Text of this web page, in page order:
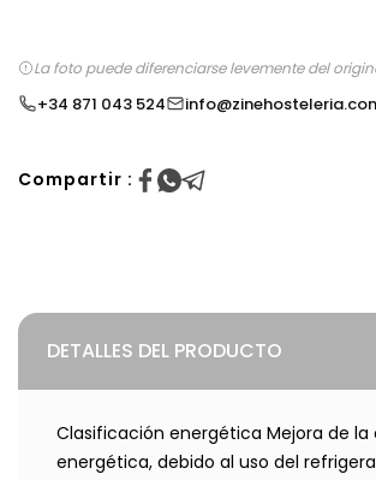
La foto puede diferenciarse levemente del
+34 871 043 524
Compartir :
DETALLES DEL PRODUCTO
Clasificación energética Mejora de la
energética, debido al uso del